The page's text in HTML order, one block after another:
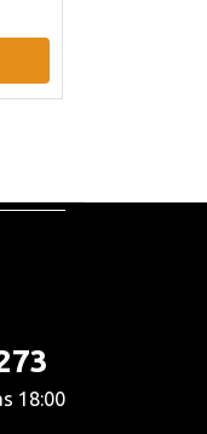
18:00